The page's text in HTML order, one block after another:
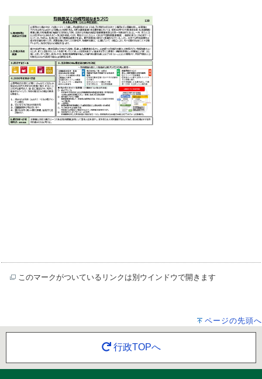
このマークがついているリンクは別ウインドウで開きます
ページの先頭へ
行政TOPへ